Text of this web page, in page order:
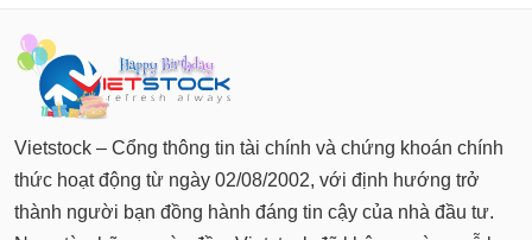
Vietstock – Cổng thông tin tài chính và chứng khoán chính
thức hoạt động từ ngày 02/08/2002, với định hướng trở
thành người bạn đồng hành đáng tin cậy của nhà đầu tư.